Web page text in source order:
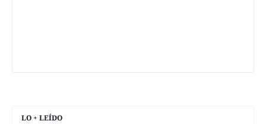
LO + LEÍDO